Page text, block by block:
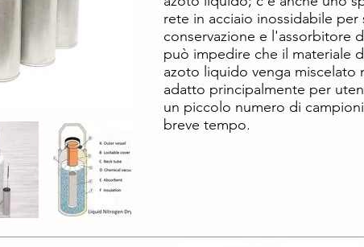
rete in acciaio inossidabile per
conservazione e l'assorbitore
può impedire che il materiale
azoto liquido venga miscelato
adatto principalmente per
un piccolo numero di
breve tempo.